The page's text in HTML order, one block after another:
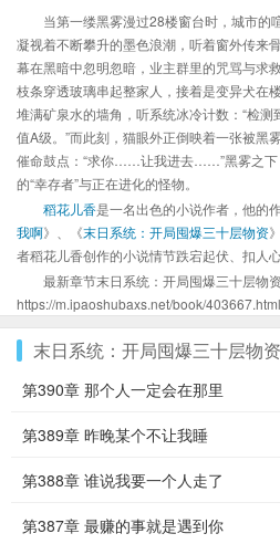
当第一缕黑雾漫过28楼窗台时，城市的
凝视着不断攀升的墨色浪潮，听着窗外传来
幕在黑暗中忽明忽暗，业主群里的咒骂与求
枝条穿透玻璃串起整家人，接着是变异犬在
堆满矿泉水的墙角，听系统冰冷计数：“检
值A级。”而此刻，猫眼外正倒映着一张被黑
催命鼓点：“求你……让我进去……”黑雾之下
的“幸存者”与正在进化的怪物。
稻花儿香是一名出色的小说作者，他的
我啊》、《末日系统：开局囤爆三十层物资
者稻花儿香创作的小说情节跌宕起伏、扣人
最新章节末日系统：开局囤爆三十层物
https://m.ipaoshubaxs.net/book/403667.html
末日系统：开局囤爆三十层物资
第390章 那个人一定会在那里
第389章 昨晚某个不让我睡
第388章 谁说我要一个人走了
第387章 最赚的事就是遇到你